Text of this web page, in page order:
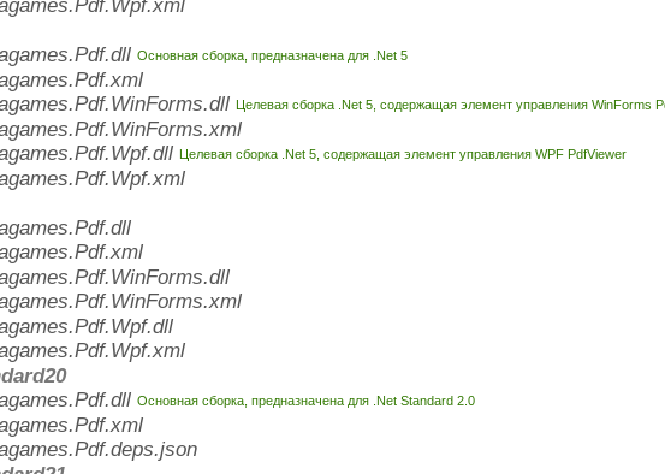
Основная сборка, предназначена для .Net 5
Целевая сборка .Net 5, содержащая элемент управления WinForms
Целевая сборка .Net 5, содержащая элемент управления WPF PdfViewer
Основная сборка, предназначена для .Net Standard 2.0